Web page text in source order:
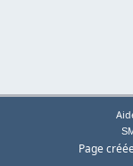
Page